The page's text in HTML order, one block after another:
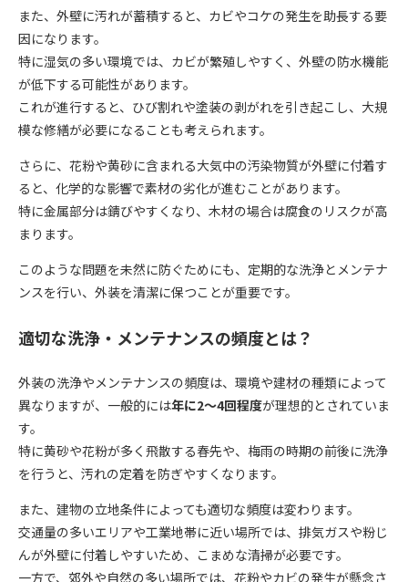
また、外壁に汚れが蓄積すると、カビやコケの発生を助長する要
因になります。
特に湿気の多い環境では、カビが繁殖しやすく、外壁の防水機能
が低下する可能性があります。
これが進行すると、ひび割れや塗装の剥がれを引き起こし、大規
模な修繕が必要になることも考えられます。
さらに、花粉や黄砂に含まれる大気中の汚染物質が外壁に付着す
ると、化学的な影響で素材の劣化が進むことがあります。
特に金属部分は錆びやすくなり、木材の場合は腐食のリスクが高
まります。
このような問題を未然に防ぐためにも、定期的な洗浄とメンテナ
ンスを行い、外装を清潔に保つことが重要です。
適切な洗浄・メンテナンスの頻度とは？
外装の洗浄やメンテナンスの頻度は、環境や建材の種類によって
異なりますが、一般的には年に2～4回程度が理想的とされていま
す。
特に黄砂や花粉が多く飛散する春先や、梅雨の時期の前後に洗浄
を行うと、汚れの定着を防ぎやすくなります。
また、建物の立地条件によっても適切な頻度は変わります。
交通量の多いエリアや工業地帯に近い場所では、排気ガスや粉じ
んが外壁に付着しやすいため、こまめな清掃が必要です。
一方で、郊外や自然の多い場所では、花粉やカビの発生が懸念さ